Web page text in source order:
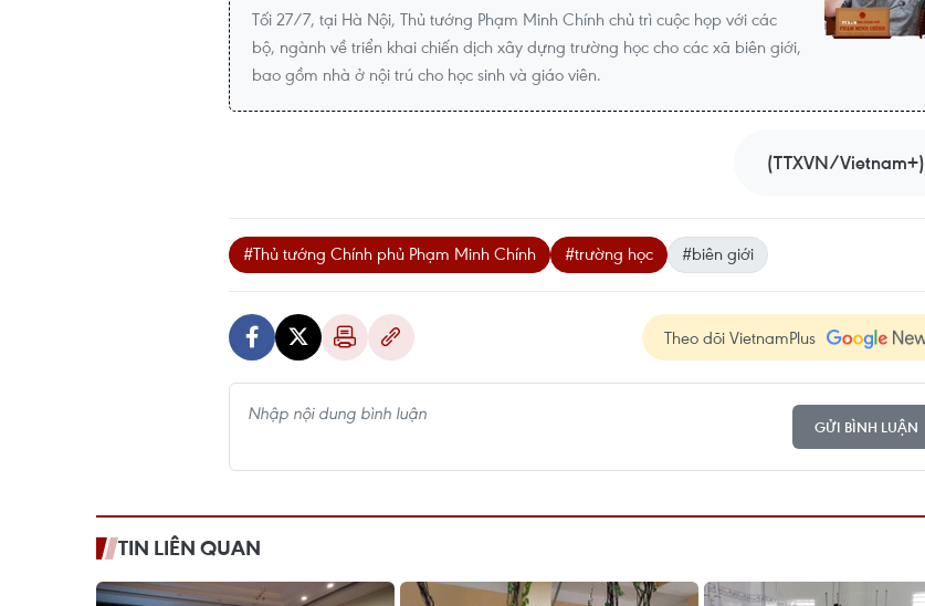
Tối 27/7, tại Hà Nội, Thủ tướng Phạm Minh Chính chủ trì cuộc họp với các
bộ, ngành về triển khai chiến dịch xây dựng trường học cho các xã biên giới,
bao gồm nhà ở nội trú cho học sinh và giáo viên.
(TTXVN/Vietnam+)
#Thủ tướng Chính phủ Phạm Minh Chính #trường học #biên giới
Theo dõi VietnamPlus
GỬI BÌNH LUẬN
TIN LIÊN QUAN